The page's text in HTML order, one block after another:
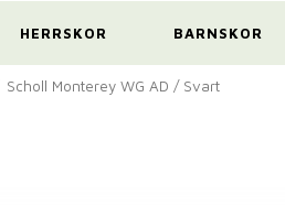
HERRSKOR BARNSKOR
Scholl Monterey WG AD / Svart